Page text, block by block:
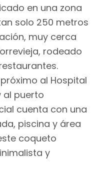
en una zona
solo 250 metros
muy cerca
rodeado
al Hospital
al puerto
cuenta con una
piscina y área
coqueto
y